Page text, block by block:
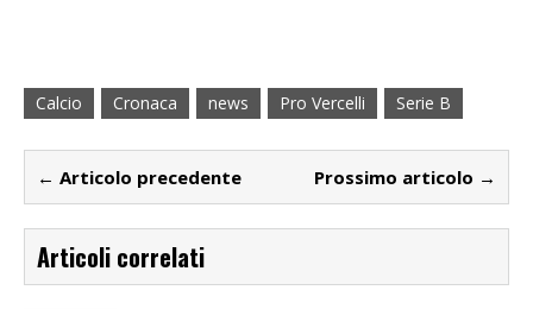
Calcio Cronaca news Pro Vercelli Serie B
← Articolo precedente Prossimo articolo →
Articoli correlati